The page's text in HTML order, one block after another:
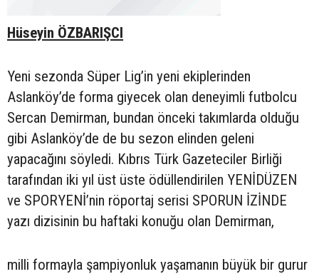
Hüseyin ÖZBARIŞCI
Yeni sezonda Süper Lig’in yeni ekiplerinden
Aslanköy’de forma giyecek olan deneyimli futbolcu
Sercan Demirman, bundan önceki takımlarda olduğu
gibi Aslanköy’de de bu sezon elinden geleni
yapacağını söyledi. Kıbrıs Türk Gazeteciler Birliği
tarafından iki yıl üst üste ödüllendirilen YENİDÜZEN
ve SPORYENİ’nin röportaj serisi SPORUN İZİNDE
yazı dizisinin bu haftaki konuğu olan Demirman,
milli formayla şampiyonluk yaşamanın büyük bir gurur